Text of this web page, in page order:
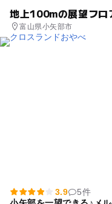
地上100mの展望フロ
富山県小矢部市
3.9
5件